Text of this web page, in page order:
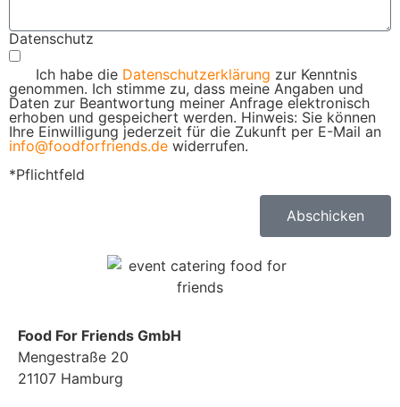
Datenschutz
Ich habe die Datenschutzerklärung zur Kenntnis
genommen. Ich stimme zu, dass meine Angaben und
Daten zur Beantwortung meiner Anfrage elektronisch
erhoben und gespeichert werden. Hinweis: Sie können
Ihre Einwilligung jederzeit für die Zukunft per E-Mail an
info@foodforfriends.de widerrufen.
*Pflichtfeld
Abschicken
Food For Friends GmbH
Mengestraße 20
21107 Hamburg